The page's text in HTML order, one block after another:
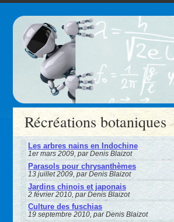
Récréations botaniques
Les arbres nains en Indochine
1er mars 2009, par Denis Blaizot
Parasols pour chrysanthèmes
13 juillet 2009, par Denis Blaizot
Jardins chinois et japonais
2 février 2010, par Denis Blaizot
Culture des fuschias
19 septembre 2010, par Denis Blaizot